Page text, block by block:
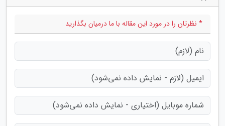
* نظرتان را در مورد این مقاله با ما درمیان بگذارید